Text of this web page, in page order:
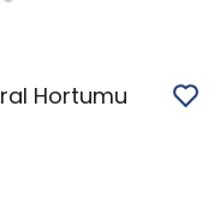
Hortumu